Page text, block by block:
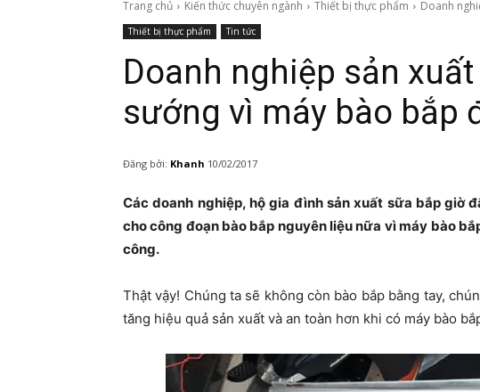
Trang chủ Kiến thức chuyên ngành Thiết bị thực phẩm Doanh
Thiết bị thực phẩm Tin tức
Doanh nghiệp sản
sướng vì máy bào bắp
Đăng bởi: Khanh 10/02/2017
Các doanh nghiệp, hộ gia đình sản xuất sữa bắp giờ
cho công đoạn bào bắp nguyên liệu nữa vì máy bào
công.
Thật vậy! Chúng ta sẽ không còn bào bắp bằng tay,
tăng hiệu quả sản xuất và an toàn hơn khi có máy bào